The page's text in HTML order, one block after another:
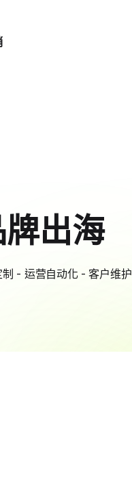
出海
- 运营自动化 - 客户维护